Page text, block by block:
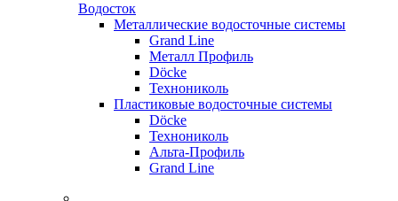
Водосток
Металлические водосточные системы
Grand Line
Металл Профиль
Döсkе
Технониколь
Пластиковые водосточные системы
Döcke
Технониколь
Альта-Профиль
Grand Line